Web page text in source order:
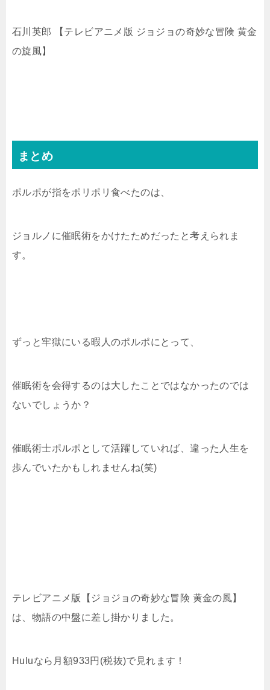
石川英郎 【テレビアニメ版 ジョジョの奇妙な冒険 黄金
の旋風】
まとめ
ポルポが指をポリポリ食べたのは、
ジョルノに催眠術をかけたためだったと考えられま
す。
ずっと牢獄にいる暇人のポルポにとって、
催眠術を会得するのは大したことではなかったのでは
ないでしょうか？
催眠術士ポルポとして活躍していれば、違った人生を
歩んでいたかもしれませんね(笑)
テレビアニメ版【ジョジョの奇妙な冒険 黄金の風】
は、物語の中盤に差し掛かりました。
Huluなら月額933円(税抜)で見れます！